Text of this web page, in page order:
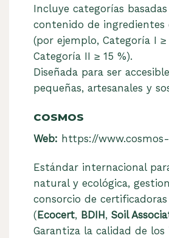
Incluye categorías
contenido de ingredientes
(por ejemplo, Categoría I ≥
Categoría II ≥ 15 %).
Diseñada para ser
pequeñas, artesanales y
COSMOS
Web: https://
Estándar internacional
natural y ecológica,
consorcio de certificadoras
(Ecocert, BDIH, Soil
Garantiza la calidad de los